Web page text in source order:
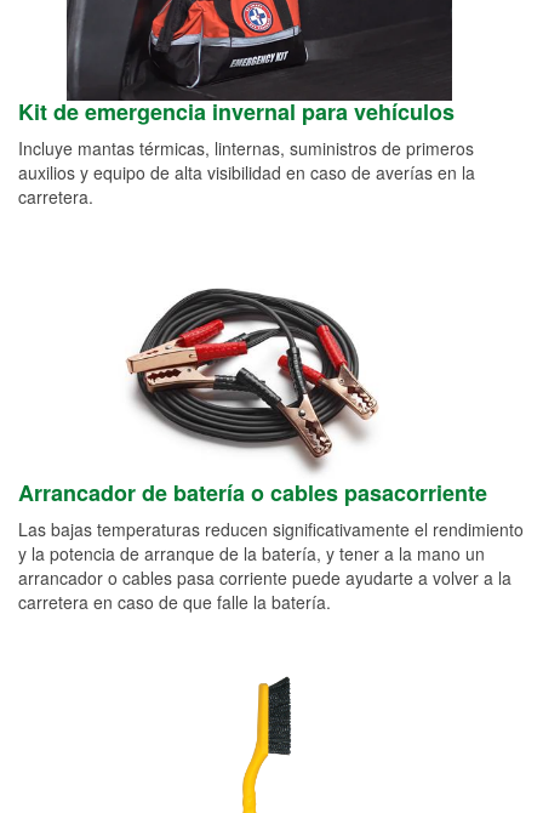
Kit de emergencia invernal para vehículos
Incluye mantas térmicas, linternas, suministros de primeros
auxilios y equipo de alta visibilidad en caso de averías en la
carretera.
Arrancador de batería o cables pasacorriente
Las bajas temperaturas reducen significativamente el rendimiento
y la potencia de arranque de la batería, y tener a la mano un
arrancador o cables pasa corriente puede ayudarte a volver a la
carretera en caso de que falle la batería.